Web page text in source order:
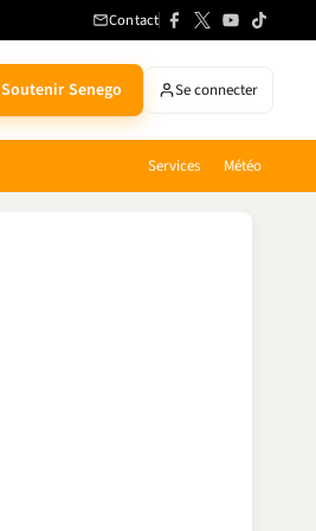
Contact
Soutenir Senego Se connecter
Services Météo